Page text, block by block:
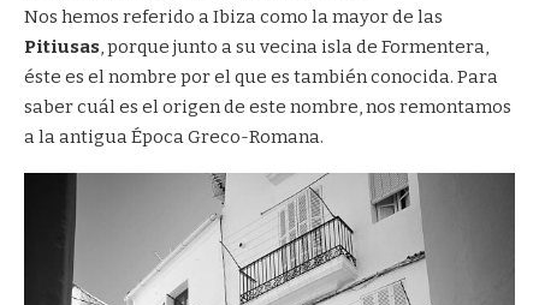
Nos hemos referido a Ibiza como la mayor de las
Pitiusas, porque junto a su vecina isla de Formentera,
éste es el nombre por el que es también conocida. Para
saber cuál es el origen de este nombre, nos remontamos
a la antigua Época Greco-Romana.